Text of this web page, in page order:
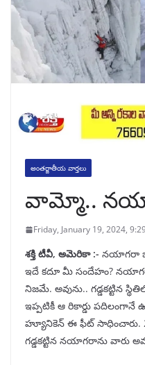
అంతర్జాతీయ వార్తలు
వామ్మో..
Friday, January 19, 2024,
శక్తి టీవీ, అమెరికా :- నయాగరా
ఇదే కదూ మీ సందేహం?
నిజమే. అవును.. గడ్డకట్టిన
ఇప్పటికీ ఆ రికార్డు పదిలంగానే
హ్యూనికెన్ ఈ ఫీట్ సాధించారు.
గడ్డకట్టిన నయాగరాను వారు